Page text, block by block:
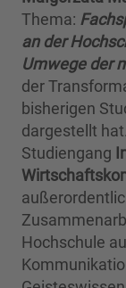
Thema:
an der
Umwege der
der
bisherigen
dargestellt
Studiengang
Hochschule